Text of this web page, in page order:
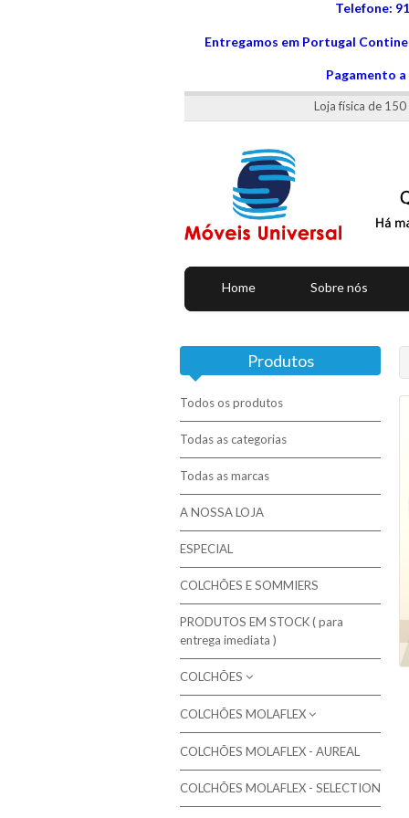
Telefone:
Entregamos em Portugal
Pagamento
Loja física de
Home Sobre nós
Produtos
Todos os produtos
Todas as categorias
Todas as marcas
A NOSSA LOJA
ESPECIAL
COLCHÕES E SOMMIERS
PRODUTOS EM STOCK ( para
entrega imediata )
COLCHÕES
Molaflex - Mola Multielástic®
Campanha de 10% em colchões
Colchões de molas ensacadas
Colchões de Molas Bicónicas / Bonnel
COLCHÕES MOLAFLEX
Colchões Molaflex
Colchões Molaflex Fresh Cool
COLCHÕES MOLAFLEX - AUREAL
COLCHÕES MOLAFLEX - SELECTION